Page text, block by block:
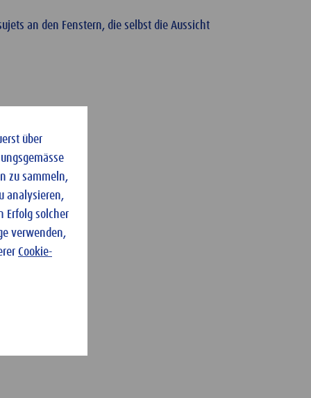
an den Fenstern, die selbst die Aussicht
über
zu sammeln,
analysieren,
Erfolg solcher
verwenden,
Cookie-